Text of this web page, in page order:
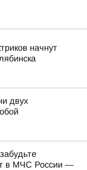
начнут
двух
в МЧС России —